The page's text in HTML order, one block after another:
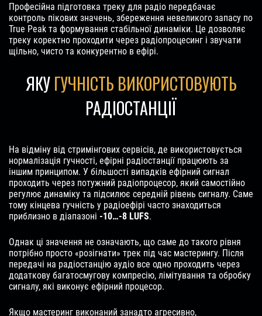
Професійна підготовка треку для радіо передбачає
контроль пікових значень, збереження невеликого запасу по
True Peak та формування стабільної динаміки. Це дозволяє
треку коректно проходити через радіопроцесинг і звучати
щільно, чисто та конкурентно в ефірі.
ЯКУГУЧНІСТЬ ВИКОРИСТОВУЮТЬ
РАДІОСТАНЦІЇ
На відміну від стримінгових сервісів, де використовується
нормалізація гучності, ефірні радіостанції працюють за
іншим принципом. У більшості випадків ефірний сигнал
проходить через потужний радіопроцесор, який самостійно
регулює динаміку та підсилює середній рівень сигналу. Саме
тому кінцева гучність у радіоефірі часто знаходиться
приблизно в діапазоні -10…-8 LUFS.
Однак ці значення не означають, що саме до такого рівня
потрібно просто «розігнати» трек під час мастерингу. Після
передачі на радіостанцію аудіо все одно проходить через
додаткову багатосмугову компресію, лімітування та обробку
сигналу, які виконує ефірний процесор.
Якщо мастеринг виконаний занадто агресивно,